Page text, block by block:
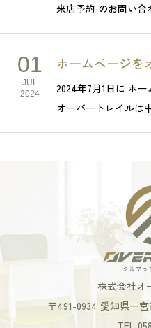
来店予約 のお問い合
01
JUL
2024
ホームページを
2024年7月1日に ホー
オーバートレイルは
株式会社オ
〒491-0934 愛知県一